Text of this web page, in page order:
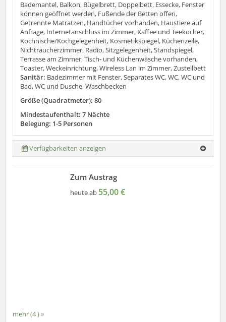
Bademantel, Balkon, Bügelbrett, Doppelbett, Essecke, Fenster
können geöffnet werden, Fußende der Betten offen,
Getrennte Matratzen, Handtücher vorhanden, Haustiere auf
Anfrage, Internetanschluss im Zimmer, Kaffee und Teekocher,
Kochnische/Kochgelegenheit, Kosmetikspiegel, Küchenzeile,
Nichtraucherzimmer, Radio, Sitzgelegenheit, Standspiegel,
Terrasse am Zimmer, Tisch- und Küchenwäsche vorhanden,
Toaster, Weckeinrichtung, Wireless Lan im Zimmer, Zustellbett
Sanitär: Badezimmer mit Fenster, Separates WC, WC, WC und
Bad, WC und Dusche, Waschbecken
Größe (Quadratmeter): 80
Mindestaufenthalt: 7 Nächte
Belegung: 1-5 Personen
Verfügbarkeiten anzeigen
mehr (4 ) »
Zum Austrag
heute ab 55,00 €